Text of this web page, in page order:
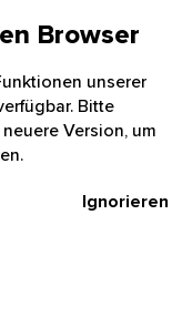
Browser
unserer
Bitte
Version, um
Ignorieren